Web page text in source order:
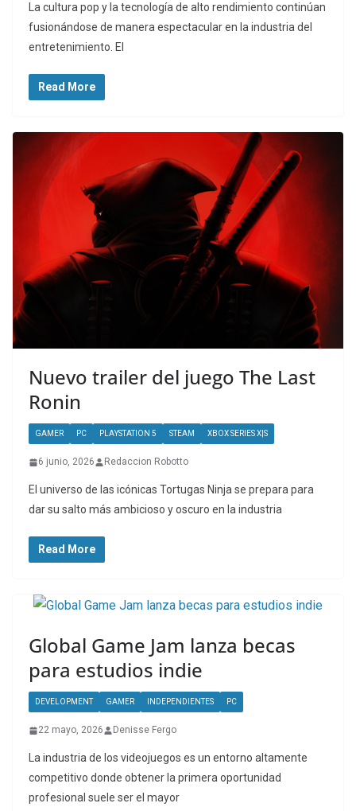
La cultura pop y la tecnología de alto rendimiento continúan
fusionándose de manera espectacular en la industria del
entretenimiento. El
Read More
Nuevo trailer del juego The Last
Ronin
GAMER PC PLAYSTATION 5 STEAM XBOX SERIES X|S
6 junio, 2026 Redaccion Robotto
El universo de las icónicas Tortugas Ninja se prepara para
dar su salto más ambicioso y oscuro en la industria
Read More
Global Game Jam lanza becas
para estudios indie
DEVELOPMENT GAMER INDEPENDIENTES PC
22 mayo, 2026 Denisse Fergo
La industria de los videojuegos es un entorno altamente
competitivo donde obtener la primera oportunidad
profesional suele ser el mayor